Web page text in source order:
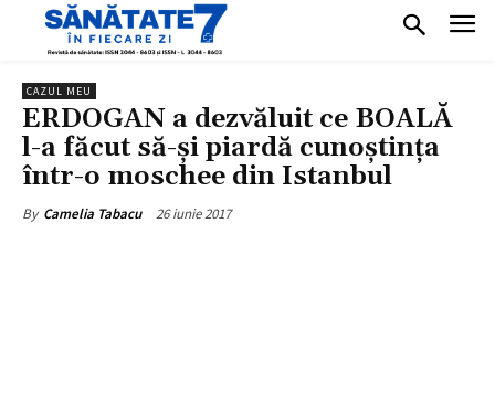
CAZUL MEU
ERDOGAN a dezvăluit ce BOALĂ
l-a făcut să-și piardă cunoștința
într-o moschee din Istanbul
By Camelia Tabacu 26 iunie 2017